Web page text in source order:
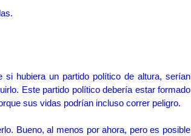
hubiera un partido político de altura, serían
Este partido político debería estar formado
sus vidas podrían incluso correr peligro.
Bueno, al menos por ahora, pero es posible